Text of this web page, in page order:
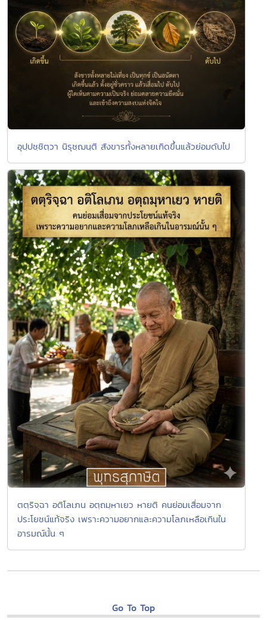
อุปฺปชฺชิตฺวา นิรุชฺฌนฺติ สังขารทั้งหลายเกิดขึ้นแล้วย่อมดับไป
ตตฺริจฺฉา อติโลเภน อตฺถมฺหาเยว หายติ คนย่อมเสื่อมจาก
ประโยชน์แท้จริง เพราะความอยากและความโลภเหลือเกินใน
อารมณ์นั้น ๆ
Go To Top